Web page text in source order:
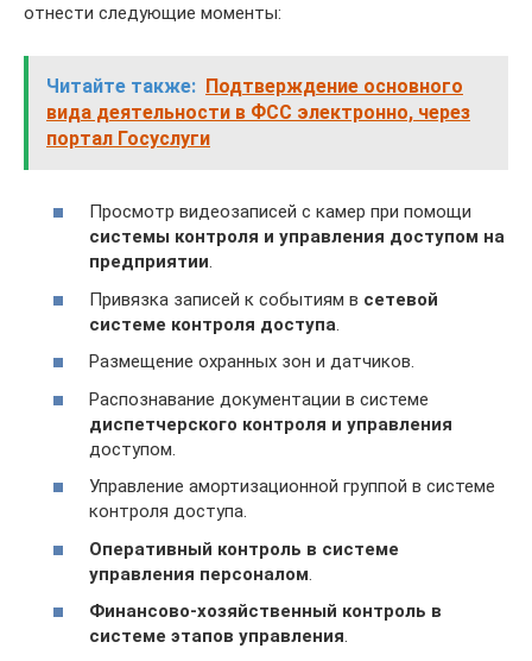
отнести следующие моменты:
Читайте также: Подтверждение основного
вида деятельности в ФСС электронно, через
портал Госуслуги
Просмотр видеозаписей с камер при помощи
системы контроля и управления доступом на
предприятии.
Привязка записей к событиям в сетевой
системе контроля доступа
Размещение охранных зон и датчиков.
Распознавание документации в системе
диспетчерского контроля и управления
доступом.
Управление амортизационной группой в системе
контроля доступа.
Оперативный контроль в системе
управления персоналом
Финансово-хозяйственный контроль в
системе этапов управления.